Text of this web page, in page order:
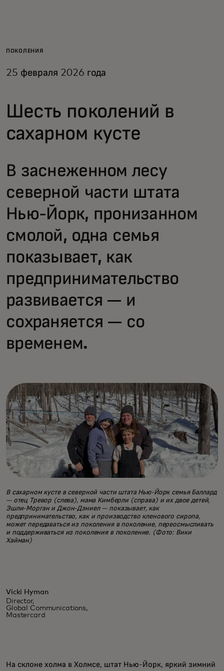
Для бизнеса
Для новаторов
ПОКОЛЕНИЯ
25 февраля 2026 года
Шесть поколений в
сахарном кусте
В заснеженном лесу
северной части штата
Нью-Йорк, пронизанном
смолой, одна семья
показывает, как
предпринимательство
развивается — и
сохраняется — со
временем.
В сахарном кусте в северной части штата Нью-Йорк семья Баллард
— отец Тревор (слева), мама Кимберли (справа) и их двое детей,
Эшли-Морган и Джон-Дэниел — показывает, как
предпринимательство, как и производство кленового сиропа,
может передаваться из поколения в поколение, переосмысливать
и поддерживаться из поколения в поколение. (Фото: Вики
Хайман)
Vicki Hyman
Director,
Global Communications,
Mastercard
На склоне холма в Холмсе, штат Нью-Йорк, яркий зимний